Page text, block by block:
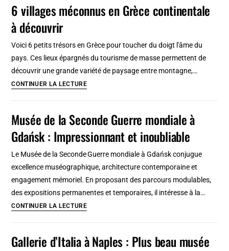
6 villages méconnus en Grèce continentale
à découvrir
Voici 6 petits trésors en Grèce pour toucher du doigt l'âme du
pays. Ces lieux épargnés du tourisme de masse permettent de
découvrir une grande variété de paysage entre montagne,…
CONTINUER LA LECTURE6
en
Grèce
découvrir
Musée de la Seconde Guerre mondiale à
Gdańsk : Impressionnant et inoubliable
Le Musée de la Seconde Guerre mondiale à Gdańsk conjugue
excellence muséographique, architecture contemporaine et
engagement mémoriel. En proposant des parcours modulables,
des expositions permanentes et temporaires, il intéresse à la…
CONTINUER LA LECTUREMusée
Seconde
Gallerie d’Italia à Naples : Plus beau musée